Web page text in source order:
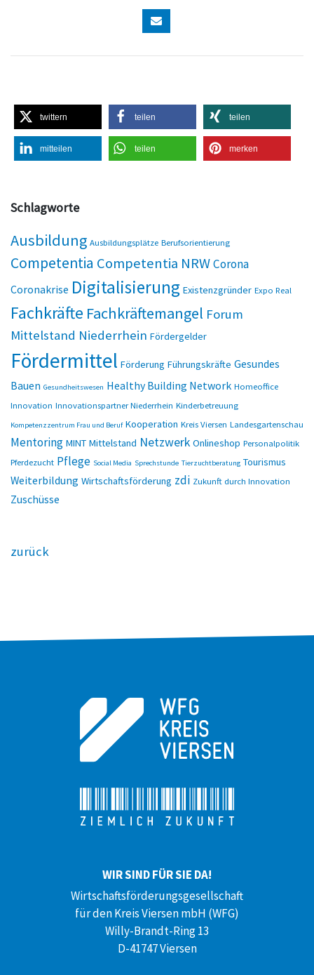
twittern teilen teilen
mitteilen teilen merken
Schlagworte
Ausbildung Ausbildungsplätze Berufsorientierung
Competentia Competentia NRWCorona
Coronakrise Digitalisierung Existenzgründer Expo Real
Fachkräfte Fachkräftemangel Forum
Mittelstand Niederrhein Fördergelder
Fördermittel Förderung Führungskräfte Gesundes
Bauen Gesundheitswesen Healthy Building Network Homeoffice
Innovation Innovationspartner Niederrhein Kinderbetreuung
Kompetenzzentrum Frau und Beruf Kooperation Kreis Viersen Landesgartenschau
Mentoring MINT Mittelstand Netzwerk Onlineshop Personalpolitik
Pferdezucht Pflege Social Media Sprechstunde Tierzuchtberatung Tourismus
Weiterbildung Wirtschaftsförderung zdi Zukunft durch Innovation
Zuschüsse
zurück
WIR SIND FÜR SIE DA!
Wirtschaftsförderungsgesellschaft
für den Kreis Viersen mbH (WFG)
Willy-Brandt-Ring 13
D-41747 Viersen